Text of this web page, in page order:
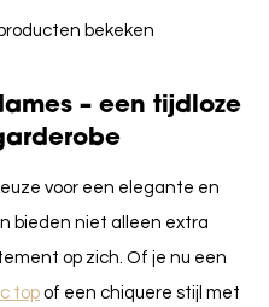
bekeken
– een tijdloze
voor een elegante en
bieden niet alleen extra
op zich. Of je nu een
topof een chiquere stijl met